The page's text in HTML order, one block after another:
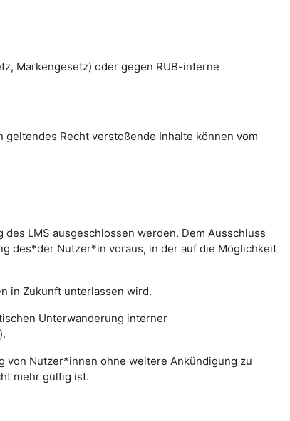
Markengesetz) oder gegen RUB-interne
Recht verstoßende Inhalte können vom
LMS ausgeschlossen werden. Dem Ausschluss
des*der Nutzer*in voraus, in der auf die Möglichkeit
in Zukunft unterlassen wird.
Unterwanderung interner
von Nutzer*innen ohne weitere Ankündigung zu
mehr gültig ist.